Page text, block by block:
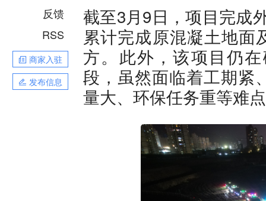
反馈
RSS
商家入驻
发布信息
截至3月9日，项目完成
累计完成原混凝土地面
方。此外，该项目仍
段，虽然面临着工期紧
量大、环保任务重等难